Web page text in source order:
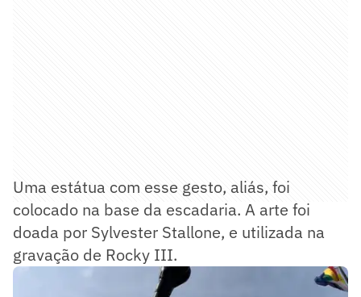
Uma estátua com esse gesto, aliás, foi
colocado na base da escadaria. A arte foi
doada por Sylvester Stallone, e utilizada na
gravação de Rocky III.